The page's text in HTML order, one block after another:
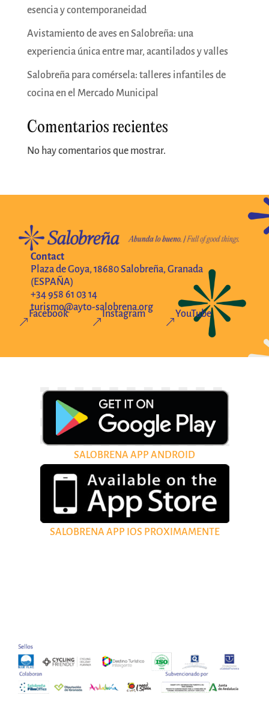
esencia y contemporaneidad
Avistamiento de aves en Salobreña: una
experiencia única entre mar, acantilados y valles
Salobreña para comérsela: talleres infantiles de
cocina en el Mercado Municipal
Comentarios recientes
No hay comentarios que mostrar.
Contact
Plaza de Goya, 18680 Salobreña, Granada
(ESPAÑA)
+34 958 61 03 14
turismo@ayto-salobrena.org
&
Facebook
&
Instagram
&
YouTube
SALOBRENA APP ANDROID
SALOBRENA APP IOS PROXIMAMENTE